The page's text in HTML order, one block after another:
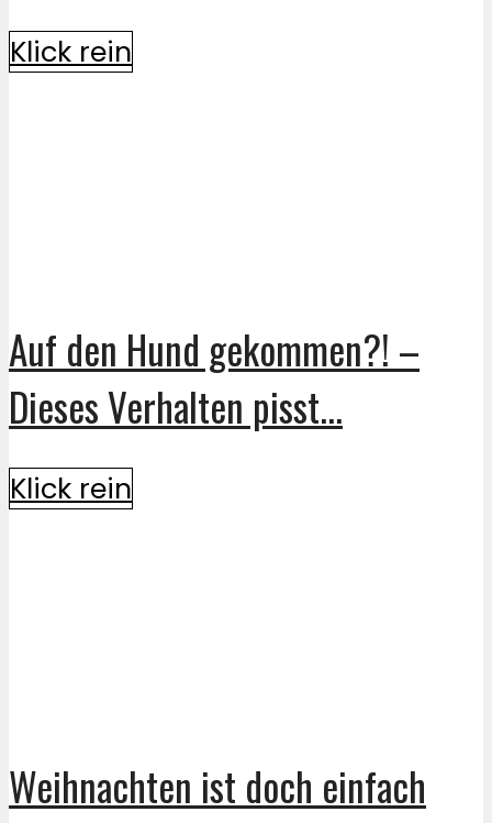
Klick rein
Auf den Hund gekommen?! –
Dieses Verhalten pisst...
Klick rein
Weihnachten ist doch einfach